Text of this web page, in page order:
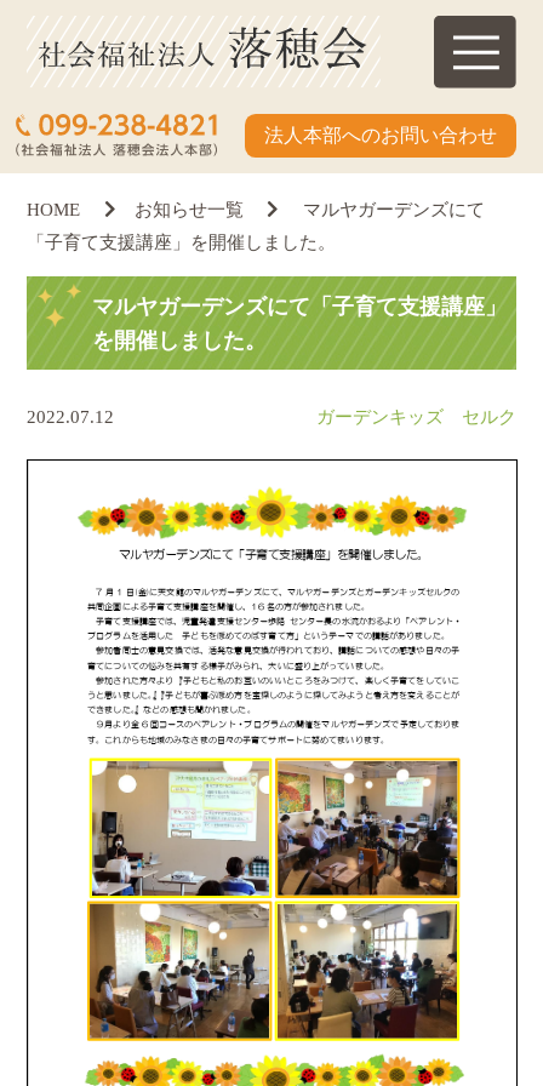
法人本部へのお問い合わせ
HOME お知らせ一覧
マルヤガーデンズにて
「子育て支援講座」を開催しました。
マルヤガーデンズにて「子育て支援講座」
を開催しました。
ガーデンキッズ セルク
2022.07.12